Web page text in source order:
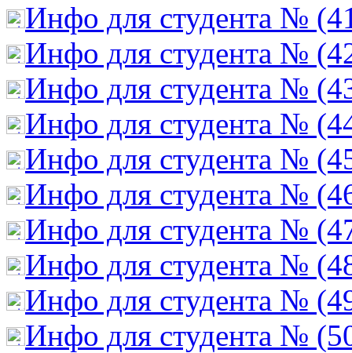
Инфо для студента №
Инфо для студента №
Инфо для студента №
Инфо для студента №
Инфо для студента №
Инфо для студента №
Инфо для студента №
Инфо для студента №
Инфо для студента №
Инфо для студента №